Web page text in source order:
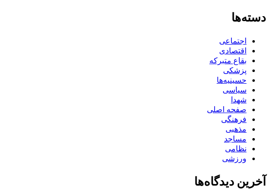
دسته‌ها
اجتماعی
اقتصادی
بقاع متبرکه
پزشکی
حسینیه‌ها
سیاسی
شهدا
صفحه اصلی
فرهنگی
مذهبی
مساجد
نظامی
ورزشی
آخرین دیدگاه‌ها